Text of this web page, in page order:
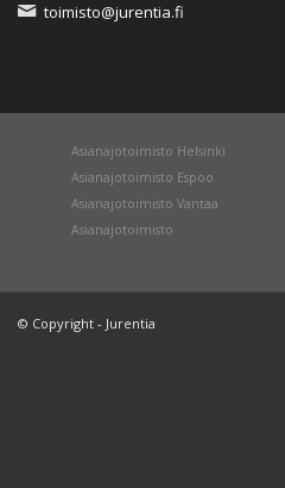
toimisto@jurentia.fi
Asianajotoimisto Helsinki
Asianajotoimisto Espoo
Asianajotoimisto Vantaa
Asianajotoimisto
© Copyright - Jurentia